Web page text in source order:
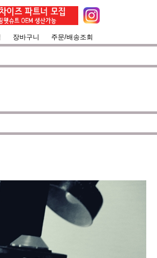
장바구니 주문/배송조회
목표를 두고 있습니다.